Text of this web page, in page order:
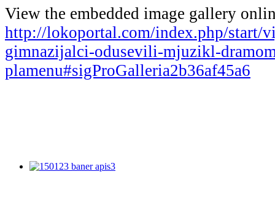
View the embedded image gallery
http://lokoportal.com/index.php/start/
gimnazijalci-odusevili-mjuzikl-
plamenu#sigProGalleria2b36af45a6